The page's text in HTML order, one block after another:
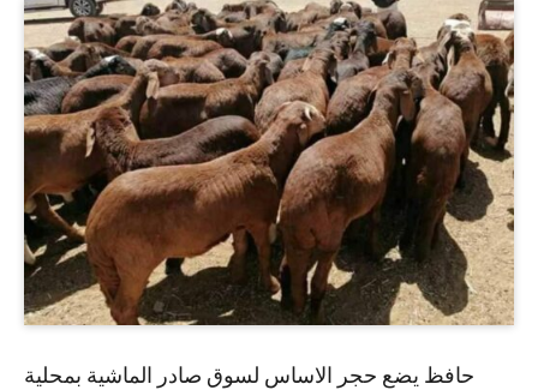
حافظ يضع حجر الاساس لسوق صادر الماشية بمحلية